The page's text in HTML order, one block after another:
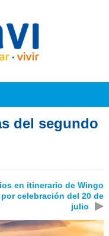
del segundo
en itinerario de Wingo
por celebración del 20 de
julio
▶